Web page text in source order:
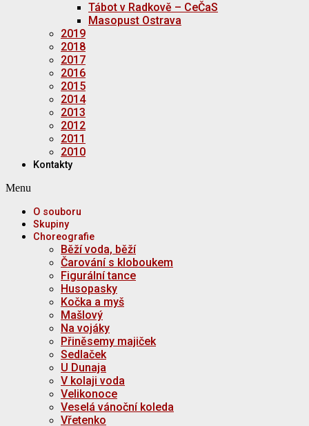
Tábot v Radkově – CeČaS
Masopust Ostrava
2019
2018
2017
2016
2015
2014
2013
2012
2011
2010
Kontakty
Menu
O souboru
Skupiny
Choreografie
Běží voda, běží
Čarování s kloboukem
Figurální tance
Husopasky
Kočka a myš
Mašlový
Na vojáky
Přiněsemy majiček
Sedlaček
U Dunaja
V kolaji voda
Velikonoce
Veselá vánoční koleda
Vřetenko